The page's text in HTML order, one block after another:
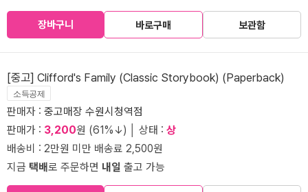
장바구니 바로구매 보관함
[중고] Clifford's Family (Classic Storybook) (Paperback)
소득공제
판매자 : 중고매장 수원시청역점
판매가 : 3,200원 (61%↓) │ 상태 : 상
배송비 : 2만원 미만 배송료 2,500원
지금 택배로 주문하면 내일 출고 가능